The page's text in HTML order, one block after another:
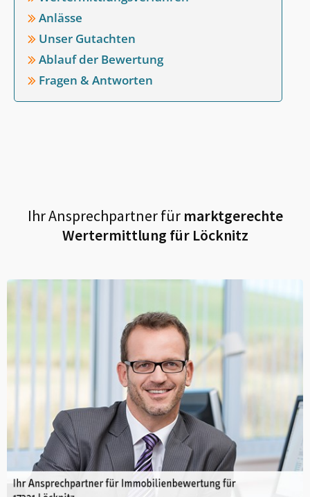
Anlässe
Unser Gutachten
Ablauf der Bewertung
Fragen & Antworten
Ihr Ansprechpartner fürmarktgerechte
Wertermittlung für Löcknitz